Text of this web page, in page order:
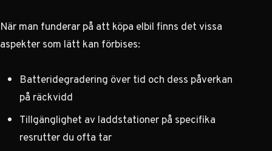
När man funderar på att köpa elbil finns det vissa
aspekter som lätt kan förbises:
Batteridegradering över tid och dess påverkan
på räckvidd
Tillgänglighet av laddstationer på specifika
resrutter du ofta tar